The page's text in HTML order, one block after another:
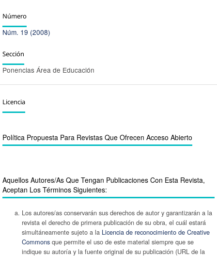
Número
Núm. 19 (2008)
Sección
Ponencias Área de Educación
Licencia
Política Propuesta Para Revistas Que Ofrecen Acceso Abierto
Aquellos Autores/as Que Tengan Publicaciones Con Esta Revista,
Aceptan Los Términos Siguientes:
Los autores/as conservarán sus derechos de autor y garantizarán a la
revista el derecho de primera publicación de su obra, el cuál estará
simultáneamente sujeto a la Licencia de reconocimiento de Creative
Commonsque permite el uso de este material siempre que se
indique su autoría y la fuente original de su publicación (URL de la